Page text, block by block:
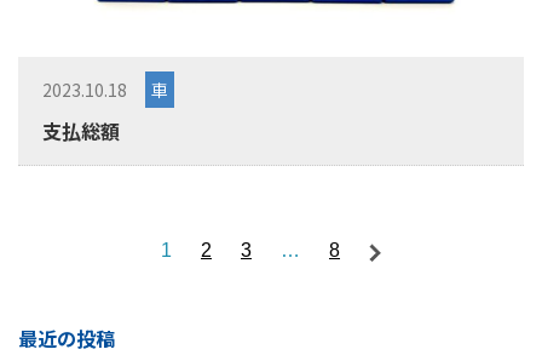
2023.10.18 車
支払総額
1 2 3 … 8
最近の投稿